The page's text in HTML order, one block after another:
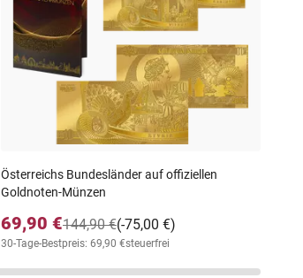
Österreichs Bundesländer auf offiziellen
Goldnoten-Münzen
69,90 € (-75,00 €)
144,90 €
30-Tage-Bestpreis: 69,90 €steuerfrei